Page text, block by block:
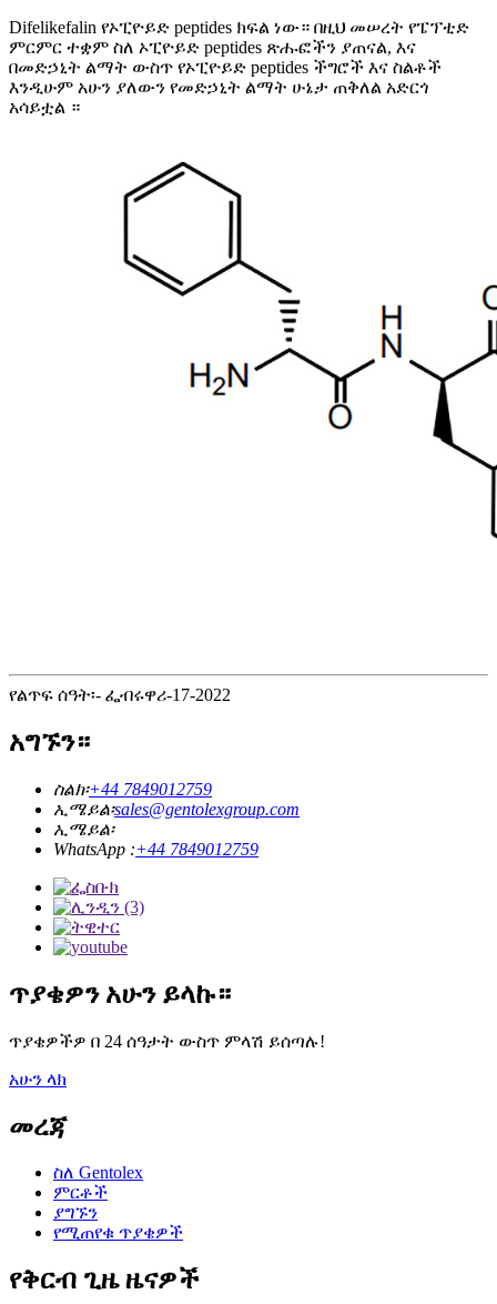
Difelikefalin የኦፒዮይድ peptides ክፍል ነው። በዚህ መሠረት የፔፕቲድ
ምርምር ተቋም ስለ ኦፒዮይድ peptides ጽሑፎችን ያጠናል, እና
በመድኃኒት ልማት ውስጥ የኦፒዮይድ peptides ችግሮች እና ስልቶች
እንዲሁም አሁን ያለውን የመድኃኒት ልማት ሁኔታ ጠቅለል አድርጎ
አሳይቷል ።
የልጥፍ ሰዓት፡- ፌብሩዋሪ-17-2022
አግኙን።
ስልክ፡+44 7849012759
ኢሜይል፡sales@gentolexgroup.com
ኢሜይል፡
WhatsApp :+44 7849012759
ጥያቄዎን አሁን ይላኩ።
ጥያቄዎችዎ በ 24 ሰዓታት ውስጥ ምላሽ ይሰጣሉ!
አሁን ላክ
መረጃ
ስለ Gentolex
ምርቶች
ያግኙን
የሚጠየቁ ጥያቄዎች
የቅርብ ጊዜ ዜናዎች